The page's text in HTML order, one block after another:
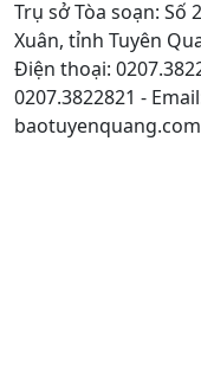
Trụ sở Tòa soạn: Số
Xuân, tỉnh Tuyên
Điện thoại:
0207.3822821 -